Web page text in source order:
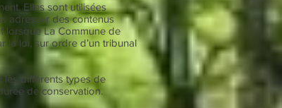
Elles sont utilisées
adresser des contenus
lorsque La Commune de
la loi, sur ordre d’un tribunal
les différents types de
de conservation.